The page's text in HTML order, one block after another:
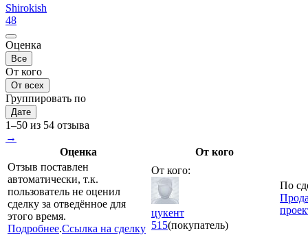
Shirokish
48
Оценка
Все
От кого
От всех
Группировать по
Дате
1–50 из 54 отзыва
→
Оценка
От кого
Отзыв поставлен
автоматически, т.к.
пользователь не оценил
сделку за отведённое для
этого время.
Подробнее.Ссылка на сделку
От кого:
цукент
515(покупатель)
По